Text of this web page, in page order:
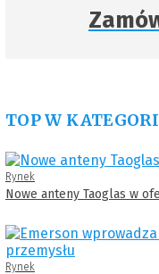
TOP W
Rynek
Nowe anteny Taoglas w
Rynek